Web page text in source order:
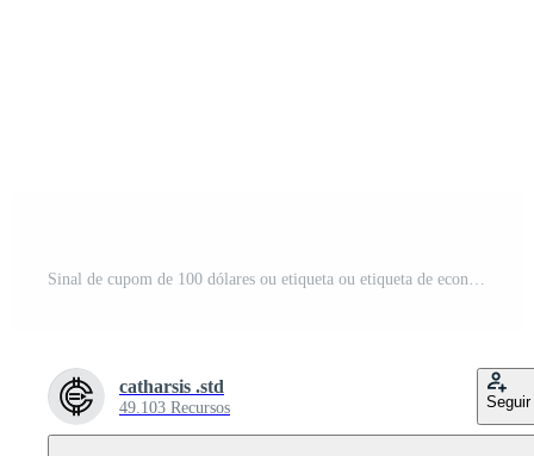
Sinal de cupom de 100 dólares ou etiqueta ou etiqueta de economia de dinheiro de voucher de desconto, com ilustração vetorial de cupom oferta de verão termina feriado de fim de semana Vetor Grátis
catharsis .std
49.103 Recursos Seguir